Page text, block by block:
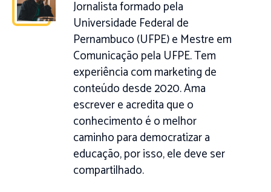
Jornalista formado pela
Universidade Federal de
Pernambuco (UFPE) e Mestre em
Comunicação pela UFPE. Tem
experiência com marketing de
conteúdo desde 2020. Ama
escrever e acredita que o
conhecimento é o melhor
caminho para democratizar a
educação, por isso, ele deve ser
compartilhado.